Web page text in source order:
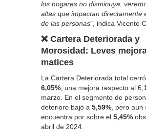
los hogares no disminuya,
altas que impactan directamente
de las personas", indica Vicente
❌ Cartera Deteriorada y
Morosidad: Leves
matices
La Cartera Deteriorada total
6,05% , una mejora respecto al
marzo. En el segmento de
deterioro bajó a 5,59% , pero aún
encuentra por sobre el 5,45%
abril de 2024.